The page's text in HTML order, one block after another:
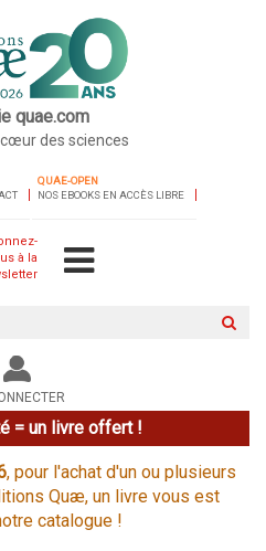
quae.com
cœur des sciences
QUAE-OPEN
NOS EBOOKS EN ACCÈS LIBRE
à la
le
site
= un livre offert !
, pour l'achat d'un ou plusieurs
Quæ, un livre vous est
catalogue !